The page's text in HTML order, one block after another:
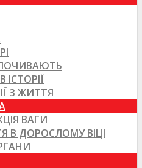
ІСТОРІЇ
З ЖИТТЯ
ВАГИ
В ДОРОСЛОМУ ВІЦІ